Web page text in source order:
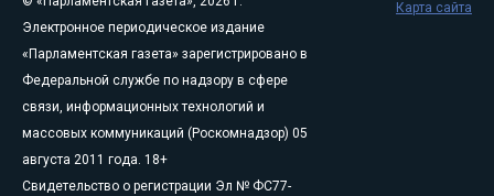
Электронное периодическое издание
«Парламентская газета» зарегистрировано в
Федеральной службе по надзору в сфере
связи, информационных технологий и
массовых коммуникаций (Роскомнадзор) 05
августа 2011 года. 18+
Свидетельство о регистрации Эл № ФС77-
Карта сайта